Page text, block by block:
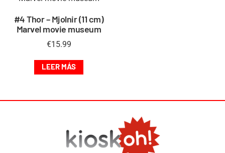
#4 Thor – Mjolnir (11 cm)
Marvel movie museum
€15.99
LEER MÁS